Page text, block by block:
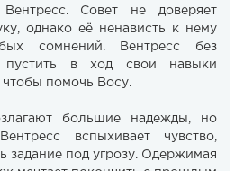
Совет не доверяет
однако её ненависть к нему
сомнений. Вентресс без
пустить в ход свои навыки
помочь Восу.
большие надежды, но
вспыхивает чувство,
задание под угрозу. Одержимая